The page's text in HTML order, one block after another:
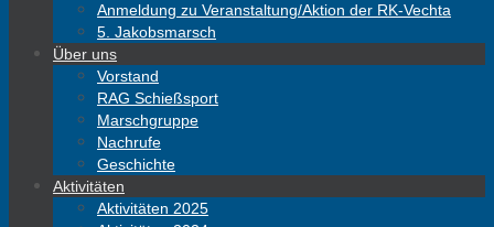
Anmeldung zu Veranstaltung/Aktion der RK-Vechta
5. Jakobsmarsch
Über uns
Vorstand
RAG Schießsport
Marschgruppe
Nachrufe
Geschichte
Aktivitäten
Aktivitäten 2025